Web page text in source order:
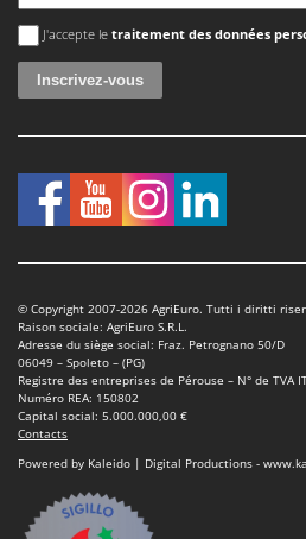
Une erreur est survenue
J'accepte le traitement des données
© Copyright 2007-2026 AgriEuro. Tutti i diritti
Raison sociale: AgriEuro S.R.L.
Adresse du siège social: Fraz. Petrognano 50/D
06049 – Spoleto – (PG)
Registre des entreprises de Pérouse – N° de TVA
Numéro REA: 150802
Capital social: 5.000.000,00 €
Contacts
Powered by Kaleido | Digital Productions -